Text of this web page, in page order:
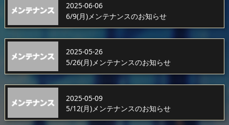
2025-06-06
6/9(月)メンテナンスのお知らせ
2025-05-26
5/26(月)メンテナンスのお知らせ
2025-05-09
5/12(月)メンテナンスのお知らせ